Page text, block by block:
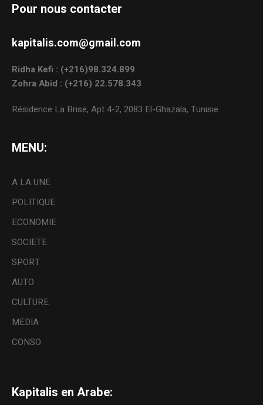
Pour nous contacter
kapitalis.com@gmail.com
Ridha Kefi : (+216)98.324.899
Zohra Abid : (+216) 22.578.343
Résidence La Brise, Apt 4-2, 2083 El-Ghazala, Tunisie.
MENU:
A LA UNE
POLITIQUE
ECONOMIE
SOCIETE
SPORT
AUTO
CULTURE
MEDIA
CONSO
Kapitalis en Arabe: